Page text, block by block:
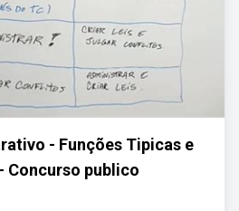
- Funções Tipicas e
Concurso publico